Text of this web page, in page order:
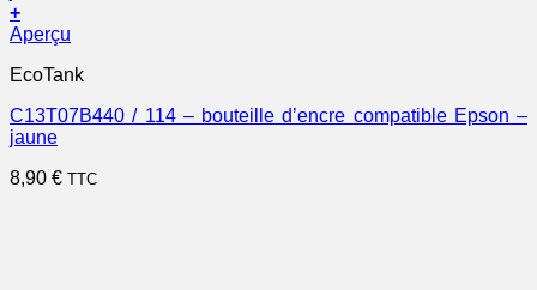
+
Aperçu
EcoTank
C13T07B440 / 114 – bouteille d’encre compatible Epson –
jaune
8,90 € TTC